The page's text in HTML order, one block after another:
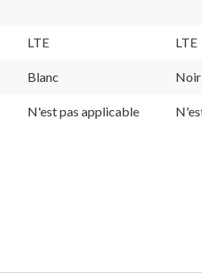
LTE LTE
Blanc Noir
N'est pas applicable